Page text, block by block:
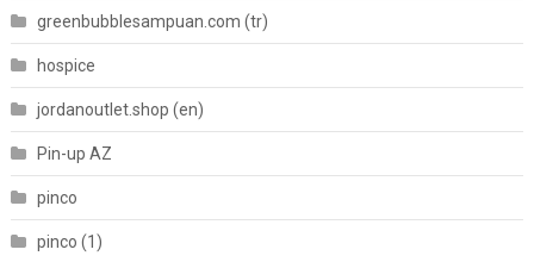
greenbubblesampuan.com (tr)
hospice
jordanoutlet.shop (en)
Pin-up AZ
pinco
pinco (1)